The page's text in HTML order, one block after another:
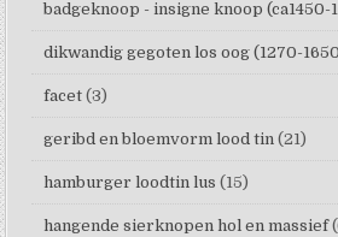
badgeknoop - insigne knoop (ca1450-
dikwandig gegoten los oog (1270-
facet (3)
geribd en bloemvorm lood tin (21)
hamburger loodtin lus (15)
hangende sierknopen hol en massief